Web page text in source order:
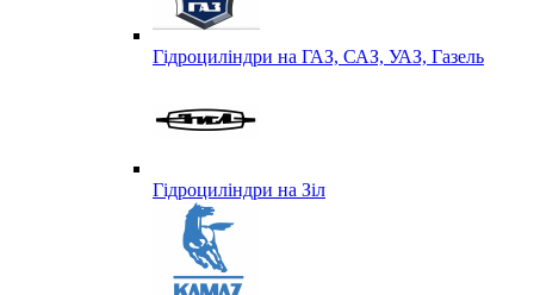
Гідроциліндри на ГАЗ, САЗ, УАЗ, Газель
Гідроциліндри на Зіл